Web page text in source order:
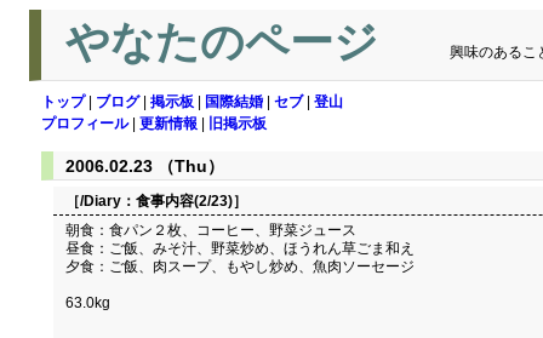
やなたのページ 興味のあるこ
トップ| ブログ| 掲示板 国際結婚 セブ| 登山
プロフィール| 更新情報 旧掲示板
2006.02.23 （Thu）
［/Diary： 食事内容(2/23)］
朝食：食パン２枚、コーヒー、野菜ジュース
昼食：ご飯、みそ汁、野菜炒め、ほうれん草ごま和え
夕食：ご飯、肉スープ、もやし炒め、魚肉ソーセージ
63.0kg